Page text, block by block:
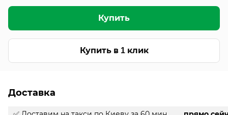
Купить
Купить в 1 клик
Доставка